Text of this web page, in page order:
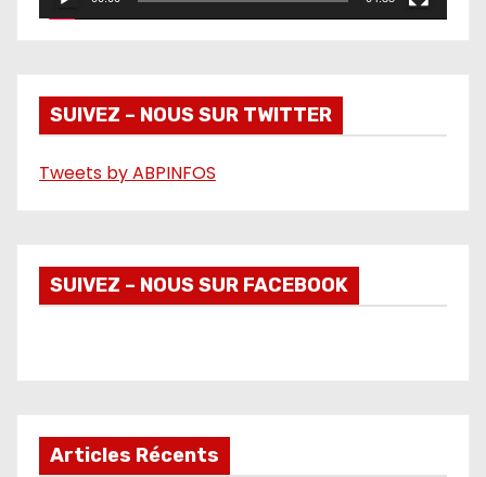
v
o
SUIVEZ – NOUS SUR TWITTER
Tweets by ABPINFOS
SUIVEZ – NOUS SUR FACEBOOK
Articles Récents